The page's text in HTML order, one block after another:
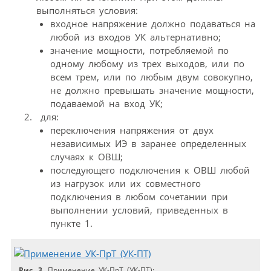
выполняться условия:
входное напряжение должно подаваться на
любой из входов УК альтернативно;
значение мощности, потребляемой по
одному любому из трех выходов, или по
всем трем, или по любым двум совокупно,
не должно превышать значение мощности,
подаваемой на вход УК;
для:
переключения напряжения от двух
независимых ИЭ в заранее определенных
случаях к ОВШ;
последующего подключения к ОВШ любой
из нагрузок или их совместного
подключения в любом сочетании при
выполнении условий, приведенных в
пункте 1.